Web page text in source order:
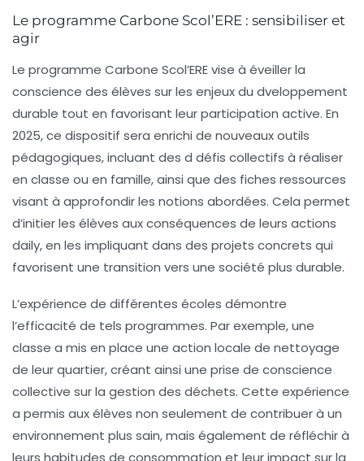
Le programme Carbone Scol’ERE : sensibiliser et
agir
Le programme Carbone Scol’EREvise à éveiller la
conscience des élèves sur les enjeux du dveloppement
durable tout en favorisant leur participation active. En
2025, ce dispositif sera enrichi de nouveaux outils
pédagogiques, incluant des d défis collectifs à réaliser
en classe ou en famille, ainsi que des fiches ressources
visant à approfondir les notions abordées. Cela permet
d’initier les élèves aux conséquences de leurs actions
daily, en les impliquant dans des projets concrets qui
favorisent une transition vers une société plus durable.
L’expérience de différentes écoles démontre
l’efficacité de tels programmes. Par exemple, une
classe a mis en place une action locale de nettoyage
de leur quartier, créant ainsi une prise de conscience
collective sur la gestion des déchets. Cette expérience
a permis aux élèves non seulement de contribuer à un
environnement plus sain, mais également de réfléchir à
leurs habitudes de consommation et leur impact sur la